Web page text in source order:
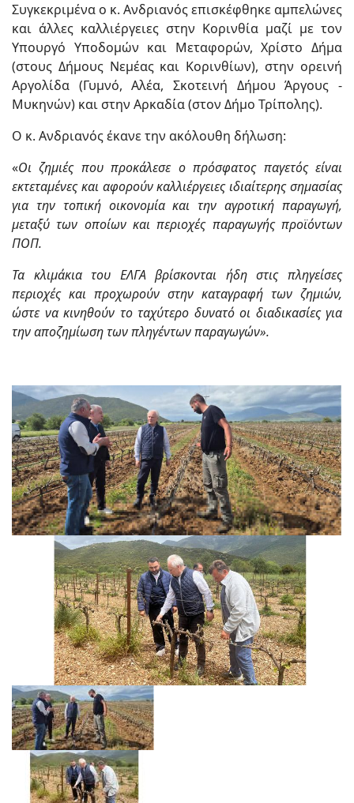
Συγκεκριμένα ο κ. Ανδριανός επισκέφθηκε αμπελώνες
και άλλες καλλιέργειες στην Κορινθία μαζί με τον
Υπουργό Υποδομών και Μεταφορών, Χρίστο Δήμα
(στους Δήμους Νεμέας και Κορινθίων), στην ορεινή
Αργολίδα (Γυμνό, Αλέα, Σκοτεινή Δήμου Άργους -
Μυκηνών) και στην Αρκαδία (στον Δήμο Τρίπολης).
Ο κ. Ανδριανός έκανε την ακόλουθη δήλωση:
«Οι ζημιές που προκάλεσε ο πρόσφατος παγετός είναι
εκτεταμένες και αφορούν καλλιέργειες ιδιαίτερης σημασίας
για την τοπική οικονομία και την αγροτική παραγωγή,
μεταξύ των οποίων και περιοχές παραγωγής προϊόντων
ΠΟΠ.
Τα κλιμάκια του ΕΛΓΑ βρίσκονται ήδη στις πληγείσες
περιοχές και προχωρούν στην καταγραφή των ζημιών,
ώστε να κινηθούν το ταχύτερο δυνατό οι διαδικασίες για
την αποζημίωση των πληγέντων παραγωγών».